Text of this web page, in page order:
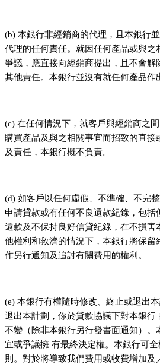
(b) 本銀行非經銷商的代理，且本銀行
代理的任何責任。就因任何產品或與之
爭議，應直接向經銷商提出，且不會解
其他責任。本銀行並沒有就任何產品作
(c) 在任何情況下，就客戶與經銷商之
購買產品及與之相關事宜而招致的直接
及責任，本銀行概不負責。
(d) 如客戶以任何虛假、不準確、不完
申請貸款或有任何不良還款紀錄，包括
還款及不保持良好信貸紀錄，在不損害
他權利和救濟的情況下，本銀行將保留
作另行通知及追討有關費用的權利。
(e) 本銀行有權隨時修改、終止或退出
退出本計劃，你於貸款協議下對本銀行
不變（除非本銀行另行發書面通知）。
宜或爭議擁 有最終決定權。本銀行可
則。對於將導致我們費用或收費增加及